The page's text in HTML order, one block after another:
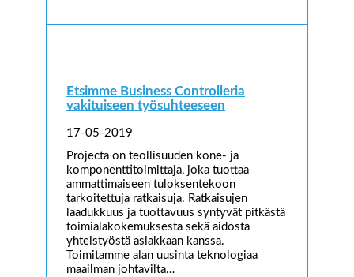
Etsimme Business Controlleria
vakituiseen työsuhteeseen
17-05-2019
Projecta on teollisuuden kone- ja
komponenttitoimittaja, joka tuottaa
ammattimaiseen tuloksentekoon
tarkoitettuja ratkaisuja. Ratkaisujen
laadukkuus ja tuottavuus syntyvät pitkästä
toimialakokemuksesta sekä aidosta
yhteistyöstä asiakkaan kanssa.
Toimitamme alan uusinta teknologiaa
maailman johtavilta…